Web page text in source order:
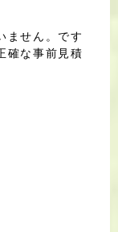
ません。です
確な事前見積